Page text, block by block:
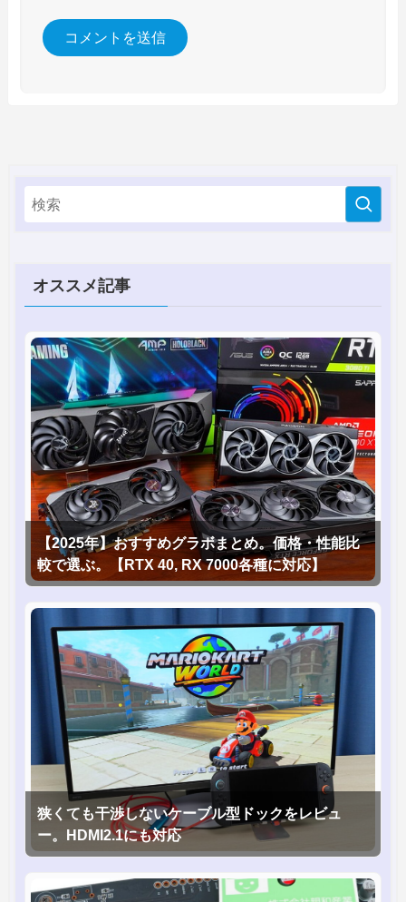
オススメ記事
【2025年】おすすめグラボまとめ。価格・性能比
較で選ぶ。【RTX 40, RX 7000各種に対応】
狭くても干渉しないケーブル型ドックをレビュ
ー。HDMI2.1にも対応